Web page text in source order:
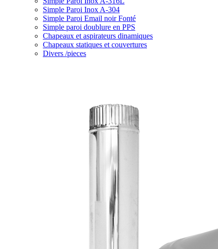
Simple Paroi Inox A-304
Simple Paroi Email noir Fonté
Simple paroi doublure en PPS
Chapeaux et aspirateurs dinamiques
Chapeaux statiques et couvertures
Divers /pieces